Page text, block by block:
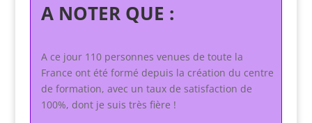
A NOTER QUE :
A ce jour 110 personnes venues de toute la
France ont été formé depuis la création du centre
de formation, avec un taux de satisfaction de
100%, dont je suis très fière !